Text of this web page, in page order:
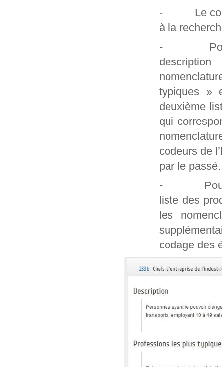
- Le code
à la
- Pour les
typiques »
deuxième
qui
codeurs de
par le passé.
- Pour les
liste des
les
codage des